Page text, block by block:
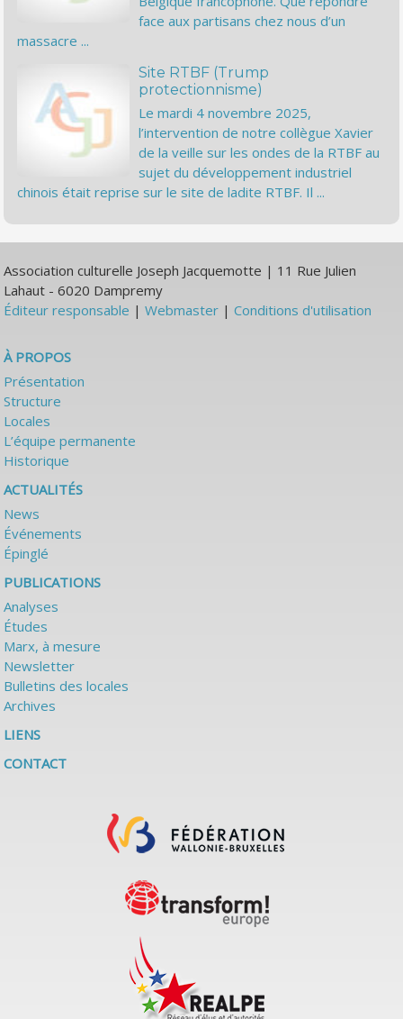
face aux partisans chez nous d’un
massacre ...
Site RTBF (Trump
protectionnisme)
Le mardi 4 novembre 2025,
l’intervention de notre collègue Xavier
de la veille sur les ondes de la RTBF au
sujet du développement industriel
chinois était reprise sur le site de ladite RTBF. Il ...
Association culturelle Joseph Jacquemotte | 11 Rue Julien
Lahaut - 6020 Dampremy
Éditeur responsable |Webmaster |Conditions d'utilisation
À PROPOS
Présentation
Structure
Locales
L’équipe permanente
Historique
ACTUALITÉS
News
Événements
Épinglé
PUBLICATIONS
Analyses
Études
Marx, à mesure
Newsletter
Bulletins des locales
Archives
LIENS
CONTACT